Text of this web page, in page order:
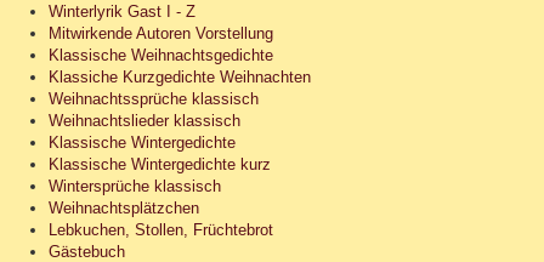
Winterlyrik Gast I - Z
Mitwirkende Autoren Vorstellung
Klassische Weihnachtsgedichte
Klassiche Kurzgedichte Weihnachten
Weihnachtssprüche klassisch
Weihnachtslieder klassisch
Klassische Wintergedichte
Klassische Wintergedichte kurz
Wintersprüche klassisch
Weihnachtsplätzchen
Lebkuchen, Stollen, Früchtebrot
Gästebuch